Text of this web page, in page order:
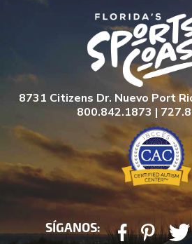
8731 Citizens Dr. Nuevo Port
800.842.1873 |
SÍGANOS: